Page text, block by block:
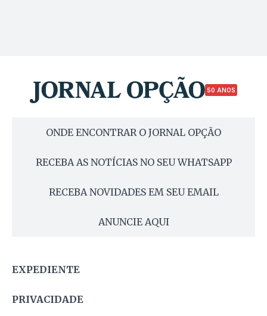
50 ANOS
ONDE ENCONTRAR O JORNAL OPÇÃO
RECEBA AS NOTÍCIAS NO SEU WHATSAPP
RECEBA NOVIDADES EM SEU EMAIL
ANUNCIE AQUI
EXPEDIENTE
PRIVACIDADE